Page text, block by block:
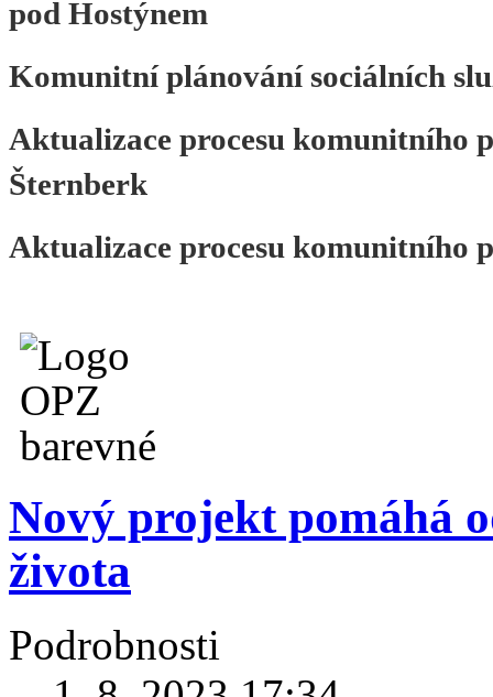
pod Hostýnem
Komunitní plánování sociálních
Aktualizace procesu komunitního
Šternberk
Aktualizace procesu komunitního
Nový projekt pomáhá
života
Podrobnosti